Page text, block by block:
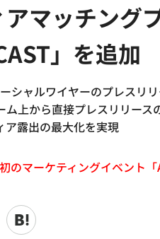
マッチング
」を追加
シャルワイヤーのプレスリ
ム上から直接プレスリリース
ア露出の最大化を実現
のマーケティングイベント